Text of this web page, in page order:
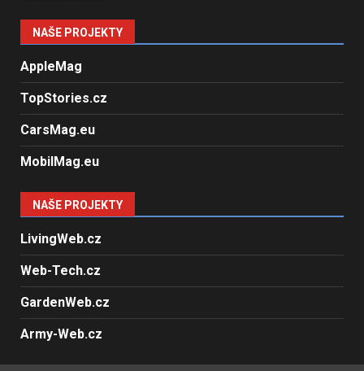
NAŠE PROJEKTY
AppleMag
TopStories.cz
CarsMag.eu
MobilMag.eu
NAŠE PROJEKTY
LivingWeb.cz
Web-Tech.cz
GardenWeb.cz
Army-Web.cz